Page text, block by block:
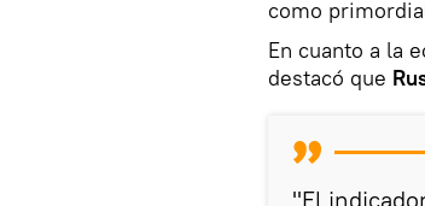
como
En cuanto a la
destacó que
"El